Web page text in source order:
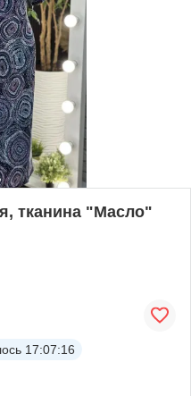
тканина "Масло"
17:07:16